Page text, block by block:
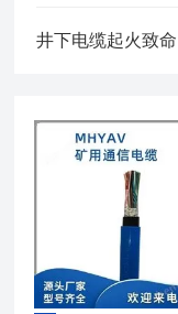
井下电缆起火致